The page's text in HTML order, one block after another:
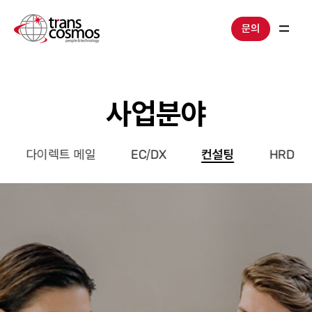
문의
사업분야
다이렉트 메일 EC/DX 컨설팅 HRD
메인